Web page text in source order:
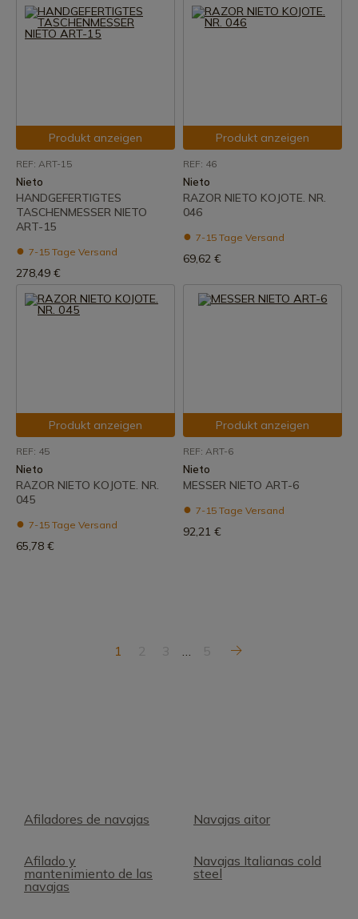
Produkt anzeigen
REF: ART-15
Nieto
HANDGEFERTIGTES
TASCHENMESSER NIETO
ART-15
7-15 Tage Versand
278,49 €
Produkt anzeigen
REF: 46
Nieto
RAZOR NIETO KOJOTE. NR.
046
7-15 Tage Versand
69,62 €
Produkt anzeigen
REF: 45
Nieto
RAZOR NIETO KOJOTE. NR.
045
7-15 Tage Versand
65,78 €
Produkt anzeigen
REF: ART-6
Nieto
MESSER NIETO ART-6
7-15 Tage Versand
92,21 €
1 2 3 … 5
Afiladores de navajas Navajas aitor
Afilado y
mantenimiento de las
navajas
Navajas Italianas cold
steel